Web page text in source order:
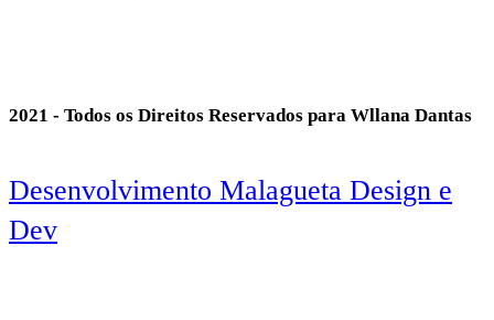
2021 - Todos os Direitos Reservados para Wllana Dantas
Desenvolvimento Malagueta Design e
Dev